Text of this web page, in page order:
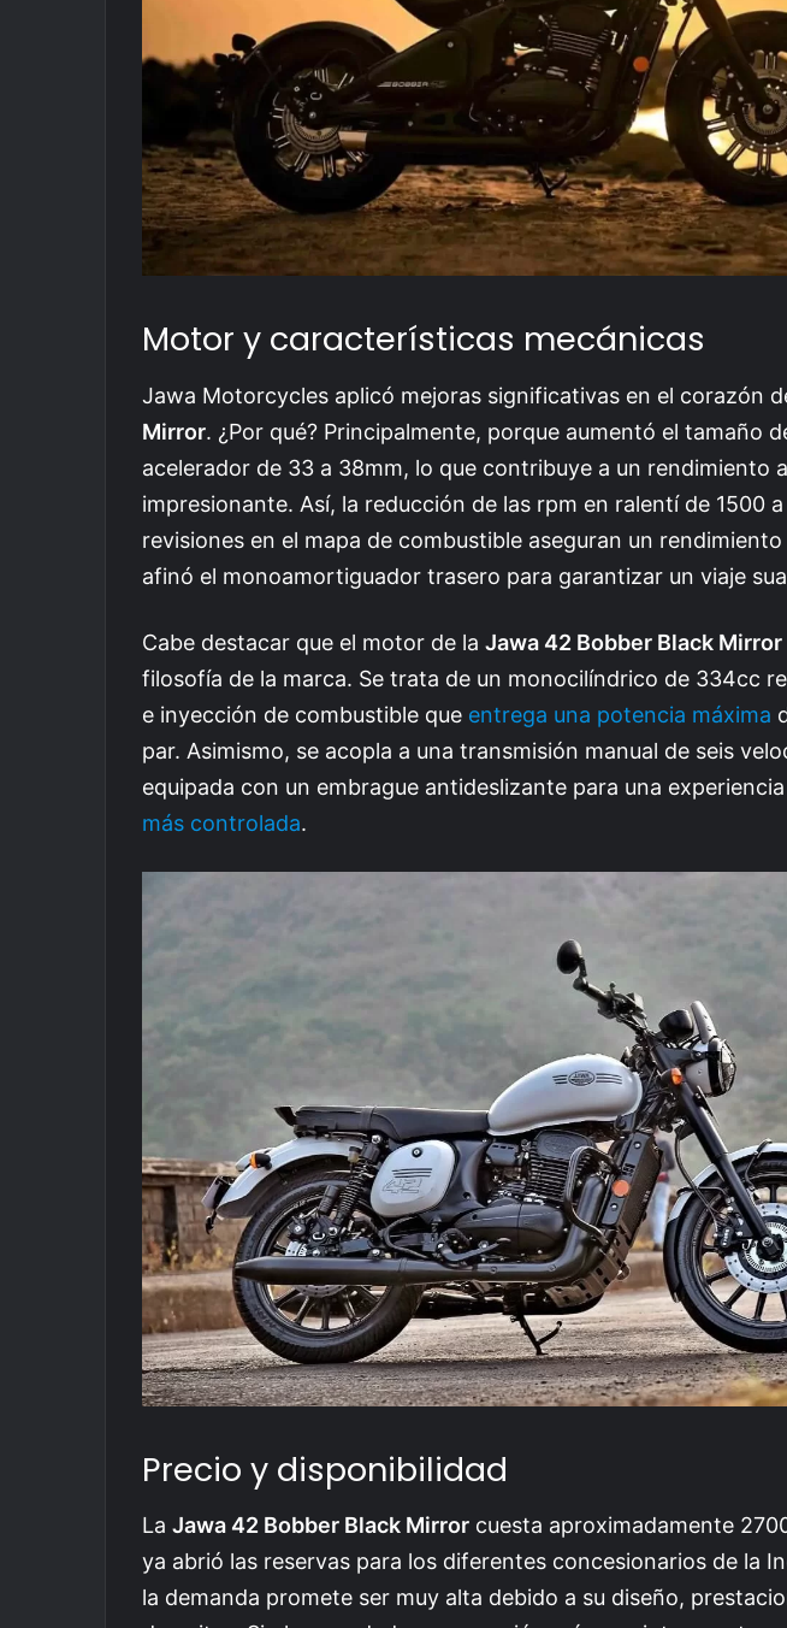
Motor y características mecánicas
Jawa Motorcycles aplicó mejoras significativas en el corazón
Mirror. ¿Por qué? Principalmente, porque aumentó el tamaño
acelerador de 33 a 38mm, lo que contribuye a un rendimiento
impresionante. Así, la reducción de las rpm en ralentí de 1500
revisiones en el mapa de combustible aseguran un
afinó el monoamortiguador trasero para garantizar un viaje
Cabe destacar que el motor de la Jawa 42 Bobber Black Mirror
filosofía de la marca. Se trata de un monocilíndrico de 334cc
e inyección de combustible que entrega una potencia máxima
par. Asimismo, se acopla a una transmisión manual de seis
equipada con un embrague antideslizante para una
más controlada.
Precio y disponibilidad
La Jawa 42 Bobber Black Mirror cuesta aproximadamente
ya abrió las reservas para los diferentes concesionarios de la
la demanda promete ser muy alta debido a su diseño,